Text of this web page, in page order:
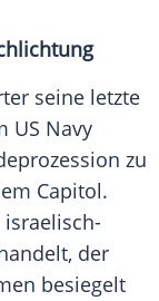
seine letzte
US Navy
zu
Capitol.
der
besiegelt